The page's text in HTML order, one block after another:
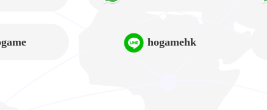
hogamehk